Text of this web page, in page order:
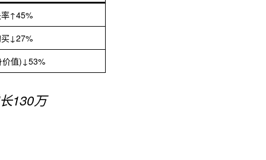
↑45%
↓27%
价值)↓53%
130万